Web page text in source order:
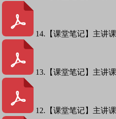
14.【课堂笔记】主讲
13.【课堂笔记】主讲
12.【课堂笔记】主讲